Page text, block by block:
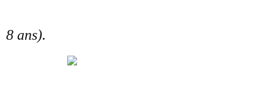
8 ans).